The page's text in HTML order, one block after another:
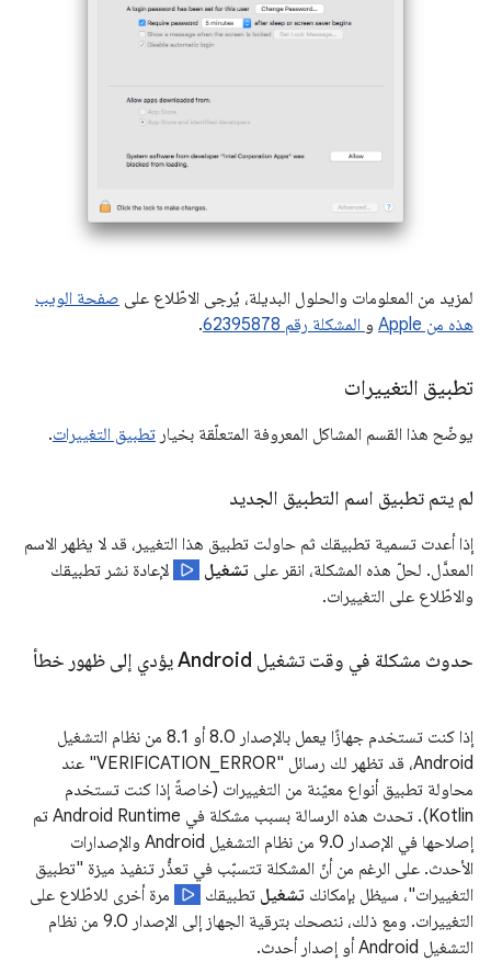
لمزيد من المعلومات والحلول البديلة، يُرجى الاطّلاع على صفحة الويب
هذه من Apple
و المشكلة رقم 62395878 .
تطبيق التغييرات
يوضّح هذا القسم المشاكل المعروفة المتعلّقة بخيار تطبيق التغييرات.
لم يتم تطبيق اسم التطبيق الجديد
إذا أعدت تسمية تطبيقك ثم حاولت تطبيق هذا التغيير، قد لا يظهر الاسم
المعدَّل. لحلّ هذه المشكلة، انقر على تشغيل
لإعادة نشر تطبيقك
والاطّلاع على التغييرات.
حدوث مشكلة في وقت تشغيل Android يؤدي إلى ظهور خطأ
إذا كنت تستخدم جهازًا يعمل بالإصدار 8.0 أو 8.1 من نظام التشغيل
Android، قد تظهر لك رسائل "VERIFICATION_ERROR" عند
محاولة تطبيق أنواع معيّنة من التغييرات (خاصةً إذا كنت تستخدم
Kotlin). تحدث هذه الرسالة بسبب مشكلة في Android Runtime تم
إصلاحها في الإصدار 9.0 من نظام التشغيل Android والإصدارات
الأحدث. على الرغم من أنّ المشكلة تتسبّب في تعذُّر تنفيذ ميزة "تطبيق
التغييرات"، سيظل بإمكانك تشغيل تطبيقك
مرة أخرى للاطّلاع على
التغييرات. ومع ذلك، ننصحك بترقية الجهاز إلى الإصدار 9.0 من نظام
التشغيل Android أو إصدار أحدث.